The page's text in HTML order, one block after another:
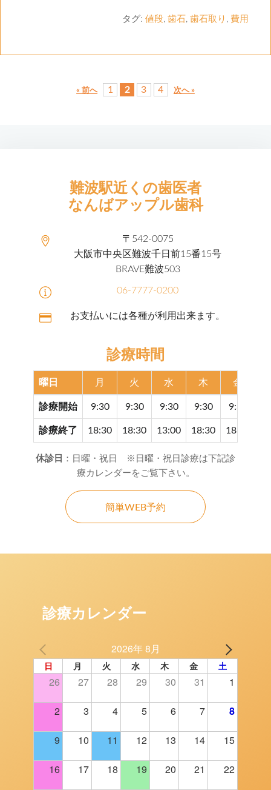
タグ: 値段, 歯石, 歯石取り , 費用
« 前へ 1 2 3 4 次へ »
難波駅近くの歯医者
なんばアップル歯科
〒542-0075
大阪市中央区難波千日前15番15号
BRAVE難波503
06-7777-0200
お支払いには各種が利用出来ます。
診療時間
曜日 月 火 水 木 金
診療開始 9:30 9:30 9:30 9:30 9:30
診療終了 18:30 18:30 13:00 18:30 18:30
休診日 ：日曜・祝日 ※日曜・祝日診療は下記診
療カレンダーをご覧下さい。
簡単WEB予約
診療カレンダー
2026年 8月
日 月 火 水 木 金 土
26 27 28 29 30 31 1
2 3 4 5 6 7 8
9 10 11 12 13 14 15
16 17 18 19 20 21 22